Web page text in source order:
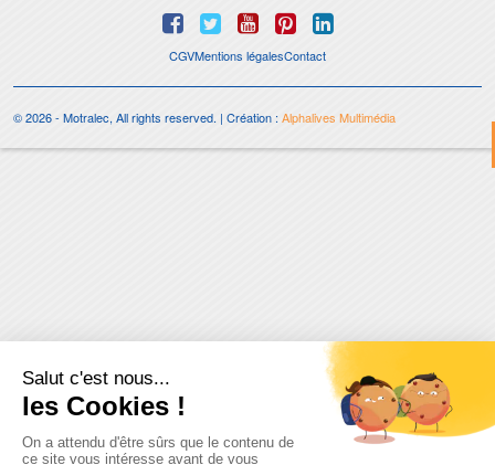
CGVMentions légalesContact
© 2026 - Motralec, All rights reserved. | Création :Alphalives Multimédia